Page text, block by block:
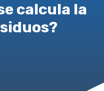
calcula la